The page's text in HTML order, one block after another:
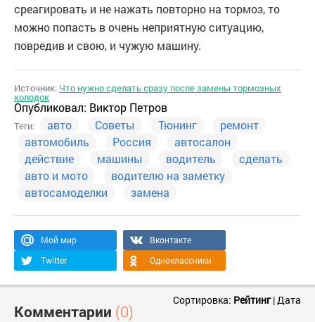
среагировать и не нажать повторно на тормоз, то
можно попасть в очень неприятную ситуацию,
повредив и свою, и чужую машину.
Источник: Что нужно сделать сразу после замены тормозных
колодок
Опубликовал: Виктор Петров
Теги: авто Советы Тюнинг
ремонт
автомобиль
Россия
автосалон
действие
машины водитель
сделать
авто и мото
водителю на заметку
автосамоделки
замена
Мой мир
Вконтакте
Twitter
Одноклассники
Комментарии (0)
Сортировка: Рейтинг| Дата